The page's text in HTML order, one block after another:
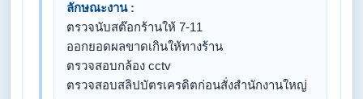
ลักษณะงาน :
ตรวจนับสต๊อกร้านให้ 7-11
ออกยอดผลขาดเกินให้ทางร้าน
ตรวจสอบกล้อง cctv
ตรวจสอบสลิปบัตรเครดิตก่อนสั่งสำนักงานใหญ่